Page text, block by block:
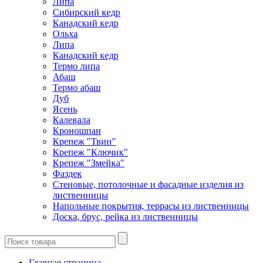
Сибирский кедр
Канадский кедр
Ольха
Липа
Канадский кедр
Термо липа
Абаш
Термо абаш
Дуб
Ясень
Калевала
Кроношпан
Крепеж "Твин"
Крепеж "Ключик"
Крепеж "Змейка"
Фаздек
Стеновые, потолочные и фасадные изделия из
лиственницы
Напольные покрытия, террасы из лиственницы
Доска, брус, рейка из лиственницы